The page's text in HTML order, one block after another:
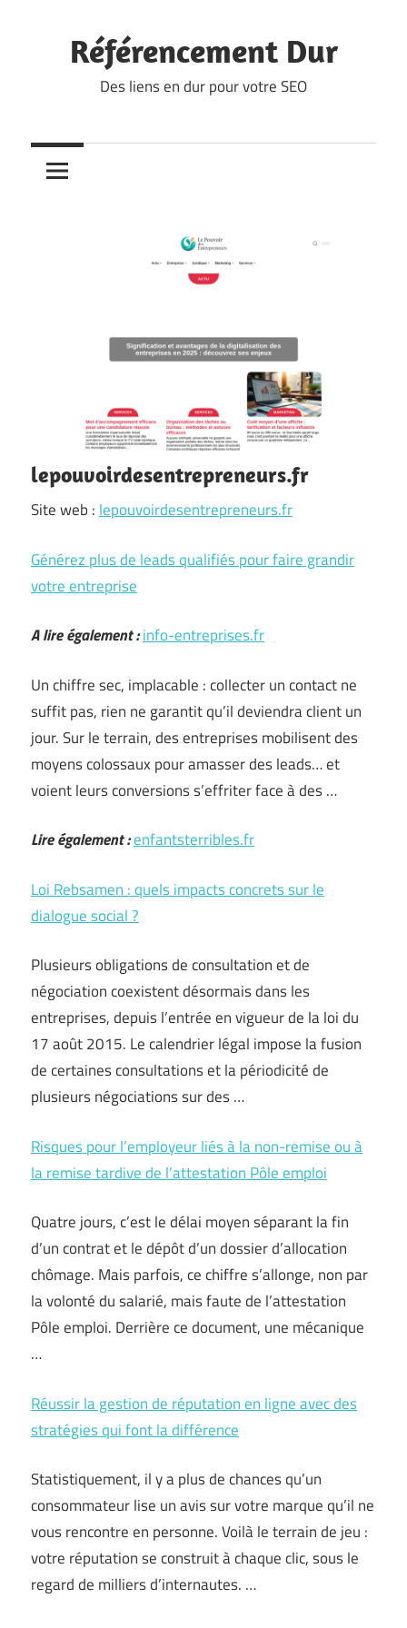
contentRéférencement Dur
Des liens en dur pour votre SEO
lepouvoirdesentrepreneurs.fr
Site web : lepouvoirdesentrepreneurs.fr
Générez plus de leads qualifiés pour faire grandir
votre entreprise
A lire également :info-entreprises.fr
Un chiffre sec, implacable : collecter un contact ne
suffit pas, rien ne garantit qu’il deviendra client un
jour. Sur le terrain, des entreprises mobilisent des
moyens colossaux pour amasser des leads… et
voient leurs conversions s’effriter face à des …
Lire également :enfantsterribles.fr
Loi Rebsamen : quels impacts concrets sur le
dialogue social ?
Plusieurs obligations de consultation et de
négociation coexistent désormais dans les
entreprises, depuis l’entrée en vigueur de la loi du
17 août 2015. Le calendrier légal impose la fusion
de certaines consultations et la périodicité de
plusieurs négociations sur des …
Risques pour l’employeur liés à la non-remise ou à
la remise tardive de l’attestation Pôle emploi
Quatre jours, c’est le délai moyen séparant la fin
d’un contrat et le dépôt d’un dossier d’allocation
chômage. Mais parfois, ce chiffre s’allonge, non par
la volonté du salarié, mais faute de l’attestation
Pôle emploi. Derrière ce document, une mécanique
…
Réussir la gestion de réputation en ligne avec des
stratégies qui font la différence
Statistiquement, il y a plus de chances qu’un
consommateur lise un avis sur votre marque qu’il ne
vous rencontre en personne. Voilà le terrain de jeu :
votre réputation se construit à chaque clic, sous le
regard de milliers d’internautes. …